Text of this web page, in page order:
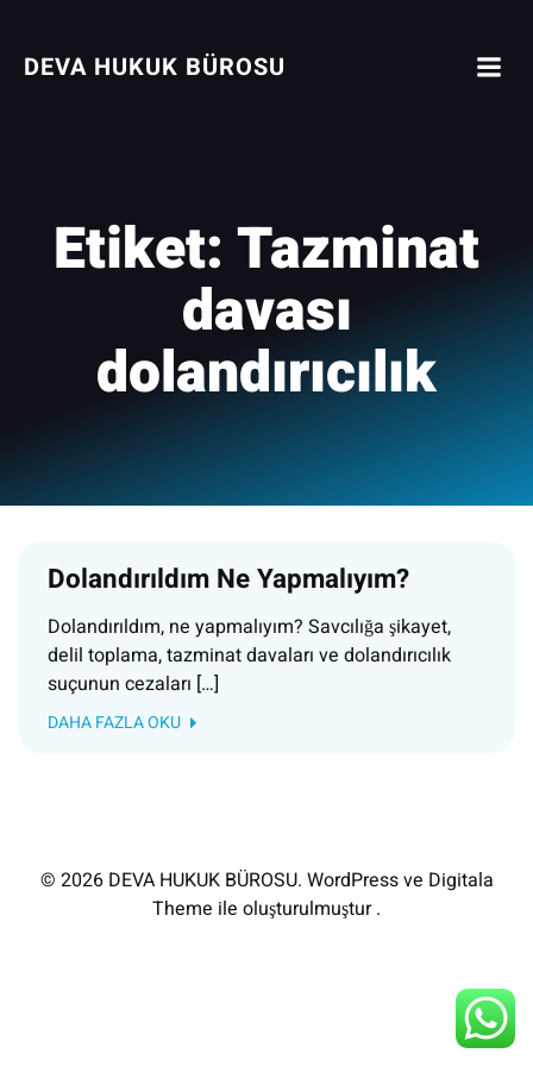
DEVA HUKUK BÜROSU
Etiket: Tazminat
davası
dolandırıcılık
Dolandırıldım Ne Yapmalıyım?
Dolandırıldım, ne yapmalıyım? Savcılığa şikayet,
delil toplama, tazminat davaları ve dolandırıcılık
suçunun cezaları […]
DAHA FAZLA OKU
© 2026 DEVA HUKUK BÜROSU. WordPress ve Digitala
Theme ile oluşturulmuştur .